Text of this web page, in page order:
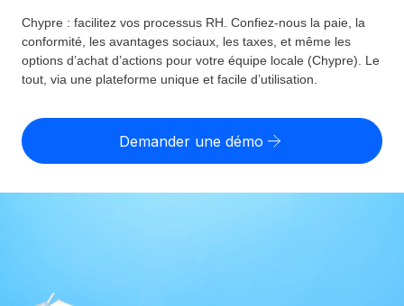
Paie multipays
Gérez la paie facilement et en toute conformité
Employer of record
entités
COUVERTURE MONDIALE
Explorateur de pays
Toutes les informations sur l’emploi à l’international,
Explorateur des États-Unis (par État)
Simplifiez l’embauche à travers les différents États des
CROISSANCE
Ressources
OUTILS & CALCULATEURS
Évaluez le risque de requalification de contrat par pays
Tarification
Chypre : facilitez vos processus RH. Confiez-nous la paie, la
conformité, les avantages sociaux, les taxes, et même les
options d’achat d’actions pour votre équipe locale (Chypre). Le
tout, via une plateforme unique et facile d’utilisation.
Demander une démo